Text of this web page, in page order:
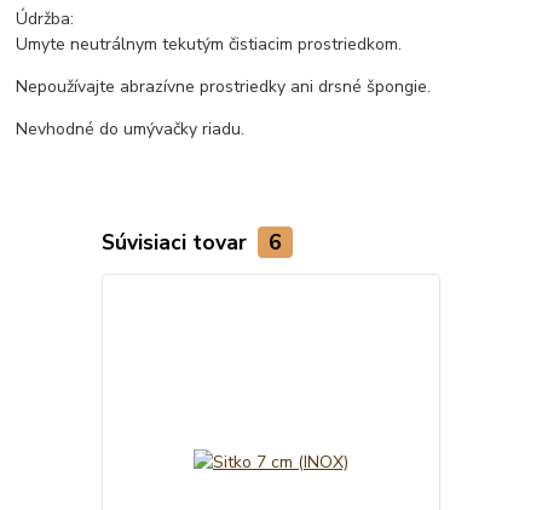
Údržba:
Umyte neutrálnym tekutým čistiacim prostriedkom.
Nepoužívajte abrazívne prostriedky ani drsné špongie.
Nevhodné do umývačky riadu.
Súvisiaci tovar 6